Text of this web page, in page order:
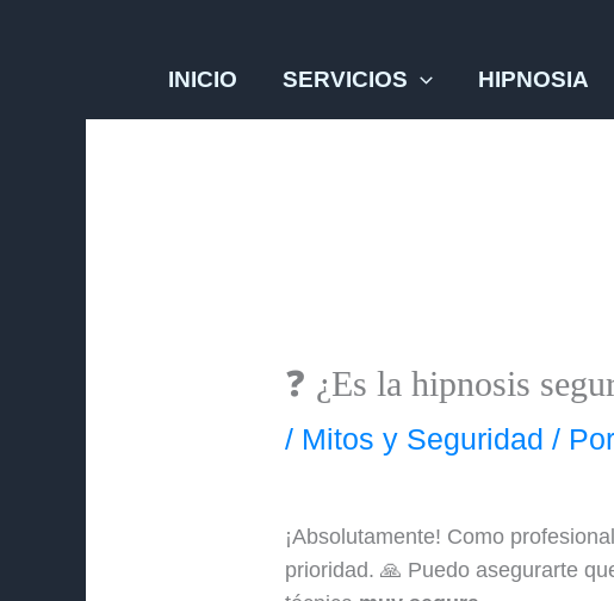
INICIO SERVICIOS HIPNOSIA
❓ ¿Es la hipnosis
/ Mitos y Seguridad / Por
¡Absolutamente! Como
prioridad. 🙏 Puedo asegurarte